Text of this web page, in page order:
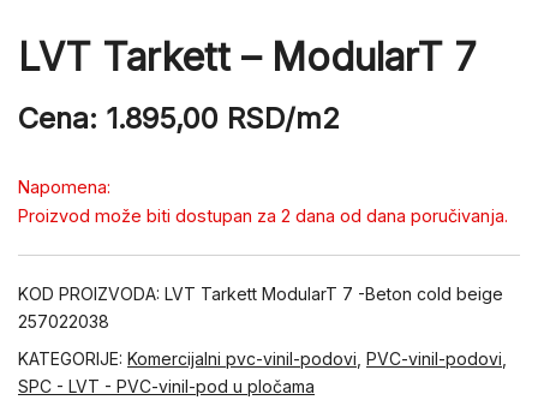
LVT Tarkett – ModularT 7
Cena: 1.895,00 RSD/m2
Napomena:
Proizvod može biti dostupan za 2 dana od dana poručivanja.
KOD PROIZVODA: LVT Tarkett ModularT 7 -Beton cold beige
257022038
KATEGORIJE: Komercijalni pvc-vinil-podovi PVC-vinil-podovi
SPC - LVT - PVC-vinil-pod u pločama